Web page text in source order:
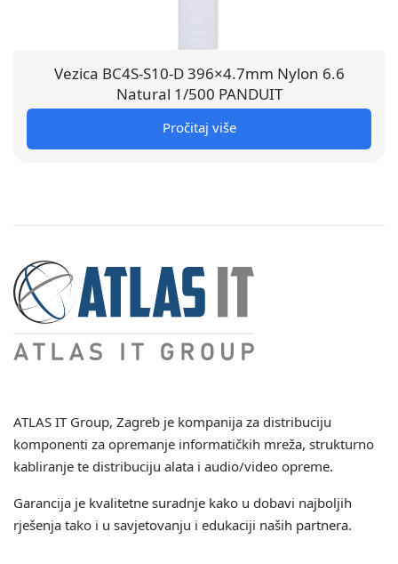
Vezica BC4S-S10-D 396×4.7mm Nylon 6.6
Natural 1/500 PANDUIT
Pročitaj više
ATLAS IT Group, Zagreb je kompanija za distribuciju
komponenti za opremanje informatičkih mreža, strukturno
kabliranje te distribuciju alata i audio/video opreme.
Garancija je kvalitetne suradnje kako u dobavi najboljih
rješenja tako i u savjetovanju i edukaciji naših partnera.